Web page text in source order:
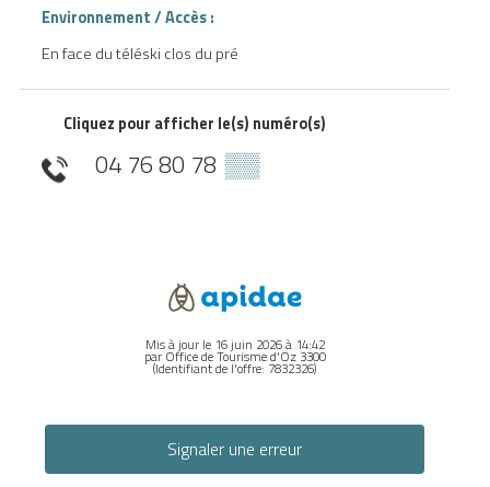
Environnement / Accès :
En face du téléski clos du pré
Cliquez pour afficher le(s) numéro(s)
04 76 80 78 ▒▒
Mis à jour le 16 juin 2026 à 14:42
par Office de Tourisme d'Oz 3300
(Identifiant de l'offre: 7832326)
Signaler une erreur